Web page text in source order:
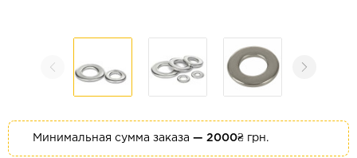
Минимальная сумма заказа — 2000₴ грн.